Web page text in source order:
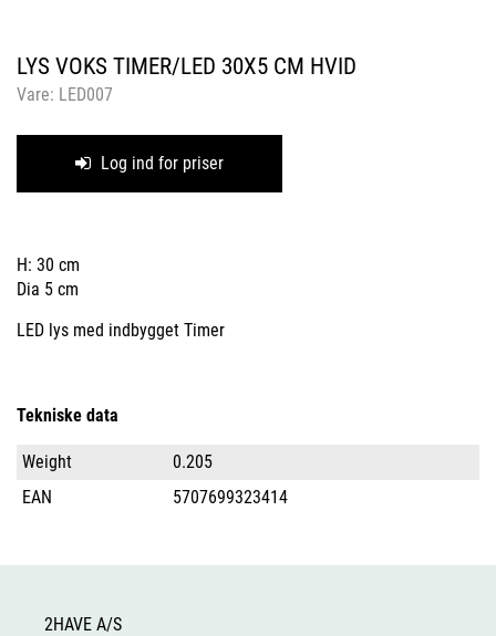
LYS VOKS TIMER/LED 30X5 CM HVID
Vare: LED007
Log ind for priser
H: 30 cm
Dia 5 cm
LED lys med indbygget Timer
Tekniske data
Weight
0.205
EAN
5707699323414
2HAVE A/S